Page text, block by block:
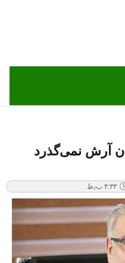
آرش نمی‌گذرد
۴:۳۳ ب٫ظ